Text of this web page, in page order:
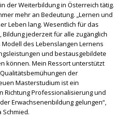
der Weiterbildung in Österreich tätig.
mehr an Bedeutung. „Lernen und
Leben lang. Wesentlich für das
jederzeit für alle zugänglich
des Lebenslangen Lernens
und bestausgebildete
können. Mein Ressort unterstützt
der
Masterstudium ist ein
Richtung Professionalisierung und
Erwachsenenbildung gelungen“,
Schmied.